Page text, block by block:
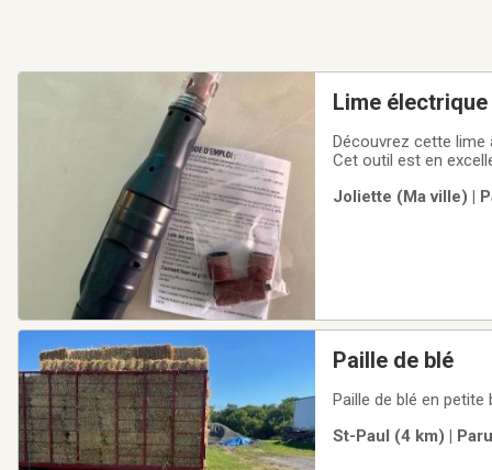
Lime
Découvrez cette
Cet outil est en
Capuchon de
Joliette (Ma ville) |
Paille de blé
Paille de blé en petite
St-Paul (4 km) |